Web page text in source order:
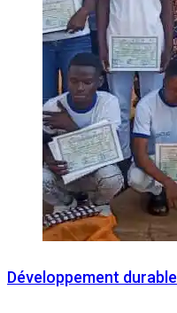
Développement durable